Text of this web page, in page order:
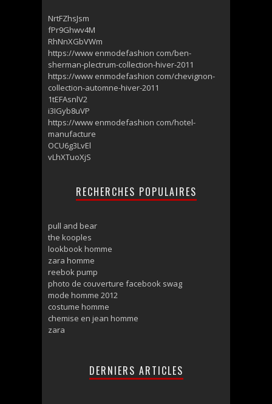
NrtFZhsJsm
fPr9Ghwv4M
RhNnXGbVWm
https://www enmodefashion com/ben-
sherman-plectrum-collection-hiver-2011
https://www enmodefashion com/chevignon-
collection-automne-hiver-2011
1tEFAsnlV2
i3IGyb8uVP
https://www enmodefashion com/hotel-
manufacture
OCU6g3LvEl
vLhXTuoXjS
RECHERCHES POPULAIRES
pull and bear
the kooples
lookbook homme
zara homme
reebok pump
photo de couverture facebook swag
mode homme 2012
costume homme
chemise en jean homme
zara
DERNIERS ARTICLES